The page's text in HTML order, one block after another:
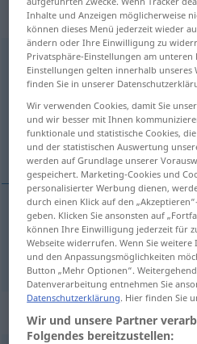
„solde“: féminin
solde [sɔld]f
Übersicht aller
(Für mehr Details die Übersetzung
Wehrsold
(Wehr)Soldm solde MIL
„solde“:
Inhalte und Anzeigen möglicherweise
können dieses Menü jederzeit wieder
ändern oder Ihre Einwilligung zu
Privatsphäre-Einstellungen am unteren
Einstellungen gelten innerhalb
finden Sie in unserer
Wir verwenden Cookies, damit Sie
und wir besser mit Ihnen
funktionale und statistische Cookies,
und der statistischen Auswertung
werden auf Grundlage unserer
gespeichert. Marketing-Cookies und
personalisierter Werbung dienen,
durch einen Klick auf den
geben. Klicken Sie ansonsten auf
können Ihre Einwilligung jederzeit für
Webseite widerrufen. Wenn Sie
und den Anpassungsmöglichkeiten
Button „Mehr Optionen“.
Datenverarbeitung entnehmen Sie
Datenschutzerklärung. Hier finden Sie
Wir und unsere Partner
Folgendes bereitzustellen: